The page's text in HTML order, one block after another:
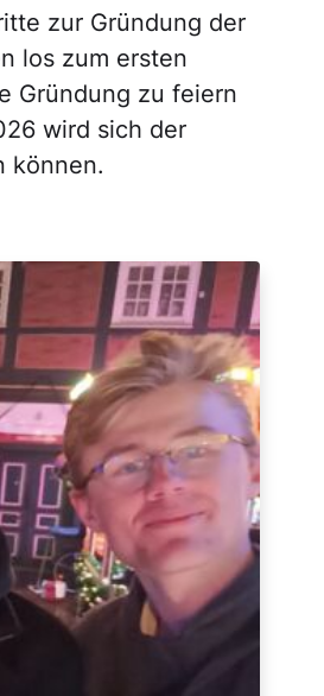
zur Gründung der
los zum ersten
Gründung zu feiern
wird sich der
können.